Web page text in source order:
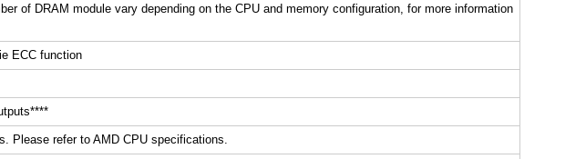
of DRAM module vary depending on the CPU and memory configuration, for more information
ECC function
Please refer to AMD CPU specifications.